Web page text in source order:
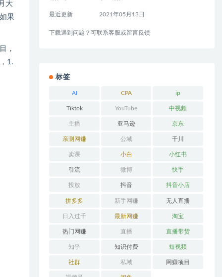
大
果
，
1.
最近更新 2021年05月13日
下载遇到问题？可联系客服或留言反馈
标签
AI CPA ip
Tiktok YouTube 中视频
主播 亚马逊 京东
亲测网赚 公域 千川
卖课 小白 小红书
引流 微博 快手
投放 抖音 抖音小店
拼多多 新手网赚 无人直播
日入过千 最新网赚 淘宝
热门网赚 直播 直播带货
知乎 知识付费 短视频
社群 私域 网赚项目